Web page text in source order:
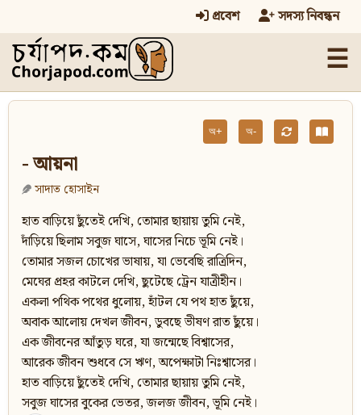
প্রবেশ সদস্য নিবন্ধন
☰
অ+ অ-
- আয়না
সাদাত হোসাইন
হাত বাড়িয়ে ছুঁতেই দেখি, তোমার ছায়ায় তুমি নেই,
দাঁড়িয়ে ছিলাম সবুজ ঘাসে, ঘাসের নিচে ভূমি নেই।
তোমার সজল চোখের ভাষায়, যা ভেবেছি রাত্রিদিন,
মেঘের প্রহর কাটলে দেখি, ছুটেছে ট্রেন যাত্রীহীন।
একলা পথিক পথের ধুলোয়, হাঁটল যে পথ হাত ছুঁয়ে,
অবাক আলোয় দেখল জীবন, ডুবছে ভীষণ রাত ছুঁয়ে।
এক জীবনের আঁতুড় ঘরে, যা জন্মেছে বিশ্বাসের,
আরেক জীবন শুধবে সে ঋণ, অপেক্ষাটা নিঃশ্বাসের।
হাত বাড়িয়ে ছুঁতেই দেখি, তোমার ছায়ায় তুমি নেই,
সবুজ ঘাসের বুকের ভেতর, জলজ জীবন, ভূমি নেই।